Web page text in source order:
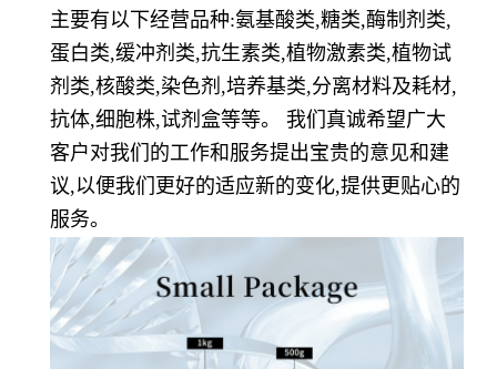
主要有以下经营品种:氨基酸类,糖类,酶制剂类,
蛋白类,缓冲剂类,抗生素类,植物激素类,植物试
剂类,核酸类,染色剂 ,培养基类,分离材料及耗材,
抗体,细胞株,试剂盒等等。 我们真诚希望广大
客户对我们的工作和服务提出宝贵的意见和建
议, 以便我们更好的适应新的变化,提供更贴心的
服务。